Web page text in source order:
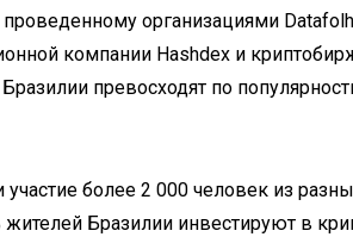
проведенному организациями
компании Hashdex и
превосходят по
участие более 2 000 человек из
жителей Бразилии инвестируют в